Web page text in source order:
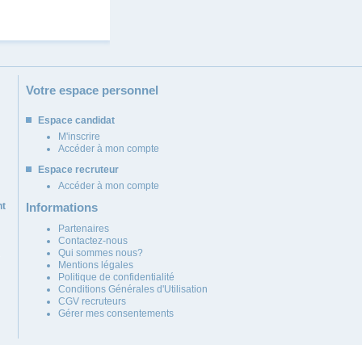
Votre espace personnel
Espace candidat
M'inscrire
Accéder à mon compte
Espace recruteur
Accéder à mon compte
Informations
Partenaires
Contactez-nous
Qui sommes nous?
Mentions légales
Politique de confidentialité
Conditions Générales d'Utilisation
CGV recruteurs
Gérer mes consentements